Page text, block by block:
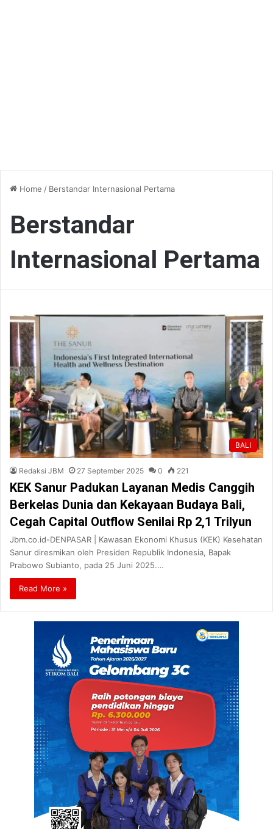
Home / Berstandar Internasional Pertama
Berstandar
Internasional Pertama
BALI
Redaksi JBM 27 September 2025 0 221
KEK Sanur Padukan Layanan Medis Canggih
Berkelas Dunia dan Kekayaan Budaya Bali,
Cegah Capital Outflow Senilai Rp 2,1 Trilyun
Jbm.co.id-DENPASAR | Kawasan Ekonomi Khusus (KEK) Kesehatan
Sanur diresmikan oleh Presiden Republik Indonesia, Bapak
Prabowo Subianto, pada 25 Juni 2025.…
Read More »